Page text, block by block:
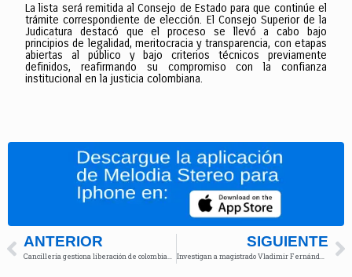
La lista será remitida al Consejo de Estado para que continúe el
trámite correspondiente de elección. El Consejo Superior de la
Judicatura destacó que el proceso se llevó a cabo bajo
principios de legalidad, meritocracia y transparencia, con etapas
abiertas al público y bajo criterios técnicos previamente
definidos, reafirmando su compromiso con la confianza
institucional en la justicia colombiana.
ANTERIOR SIGUIENTE